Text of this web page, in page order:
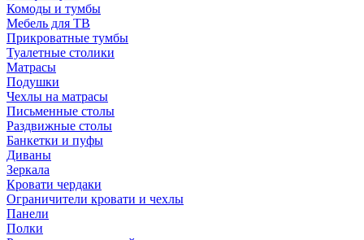
Комоды и тумбы
Мебель для ТВ
Прикроватные тумбы
Туалетные столики
Матрасы
Подушки
Чехлы на матрасы
Письменные столы
Раздвижные столы
Банкетки и пуфы
Диваны
Зеркала
Кровати чердаки
Ограничители кровати и чехлы
Панели
Полки